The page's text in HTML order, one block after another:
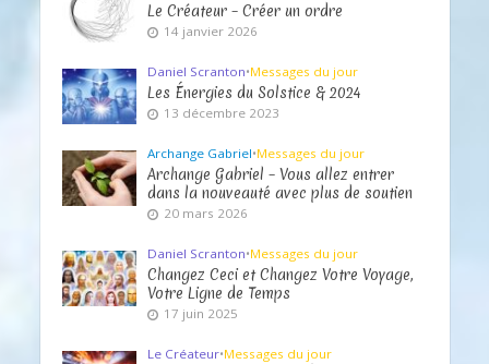
Le Créateur – Créer un ordre
14 janvier 2026
Daniel Scranton•Messages du jour
Les Énergies du Solstice & 2024
13 décembre 2023
Archange Gabriel•Messages du jour
Archange Gabriel – Vous allez entrer
dans la nouveauté avec plus de soutien
20 mars 2026
Daniel Scranton•Messages du jour
Changez Ceci et Changez Votre Voyage,
Votre Ligne de Temps
17 juin 2025
Le Créateur•Messages du jour